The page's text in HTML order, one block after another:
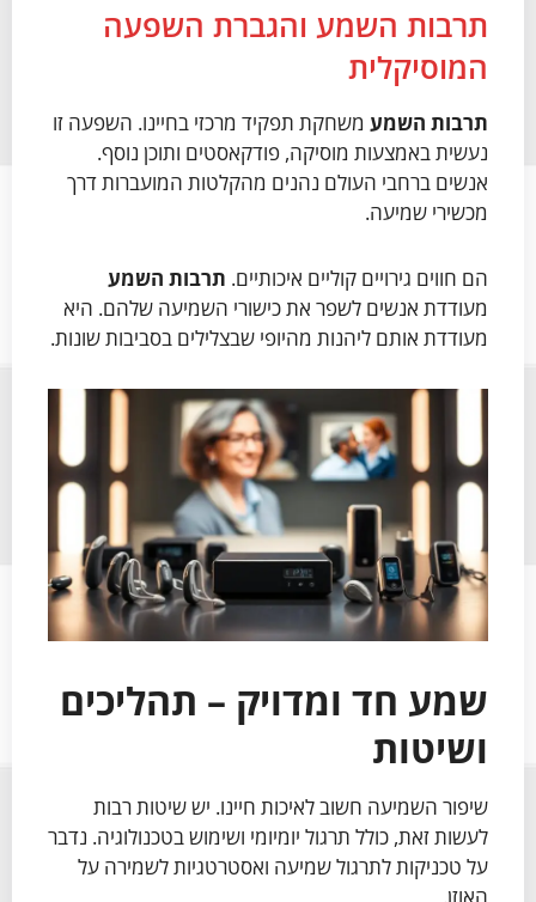
תרבות השמע והגברת השפעה
המוסיקלית
תרבות השמע משחקת תפקיד מרכזי בחיינו. השפעה זו
נעשית באמצעות מוסיקה, פודקאסטים ותוכן נוסף.
אנשים ברחבי העולם נהנים מהקלטות המועברות דרך
מכשירי שמיעה.
הם חווים גירויים קוליים איכותיים. תרבות השמע
מעודדת אנשים לשפר את כישורי השמיעה שלהם. היא
מעודדת אותם ליהנות מהיופי שבצלילים בסביבות שונות.
שמע חד ומדויק – תהליכים
ושיטות
שיפור השמיעה חשוב לאיכות חיינו. יש שיטות רבות
לעשות זאת, כולל תרגול יומיומי ושימוש בטכנולוגיה. נדבר
על טכניקות לתרגול שמיעה ואסטרטגיות לשמירה על
האוזן.